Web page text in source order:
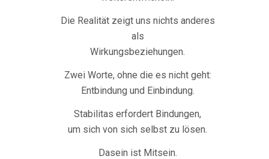
Die Realität zeigt uns nichts anderes
als
Wirkungsbeziehungen.
Zwei Worte, ohne die es nicht geht:
Entbindung und Einbindung.
Stabilitas erfordert Bindungen,
um sich von sich selbst zu lösen.
Dasein ist Mitsein.